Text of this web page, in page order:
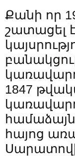
Քանի որ
շատացել
1847
հայոց